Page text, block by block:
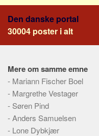
Den danske portal
30004 poster i alt
Mere om samme emne
- Mariann Fischer Boel
- Margrethe Vestager
- Søren Pind
-Anders Samuelsen
- Lone Dybkjær